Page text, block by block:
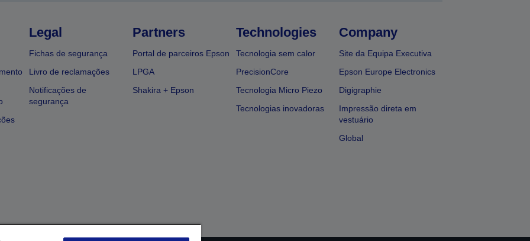
Legal
Fichas de segurança
Livro de reclamações
Notificações de
segurança
Partners
Portal de parceiros Epson
LPGA
Shakira + Epson
Technologies
Tecnologia sem calor
PrecisionCore
Tecnologia Micro Piezo
Tecnologias inovadoras
Company
Site da Equipa Executiva
Epson Europe Electronics
Digigraphie
Impressão direta em
vestuário
Global